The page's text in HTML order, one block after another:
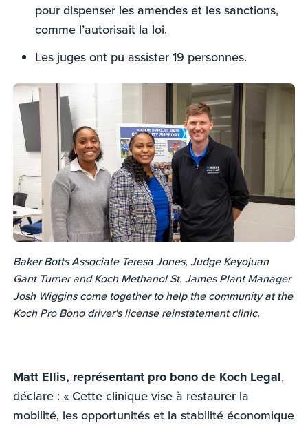
pour dispenser les amendes et les sanctions,
comme l’autorisait la loi.
Les juges ont pu assister 19 personnes.
Baker Botts Associate Teresa Jones, Judge Keyojuan
Gant Turner and Koch Methanol St. James Plant Manager
Josh Wiggins come together to help the community at the
Koch Pro Bono driver's license reinstatement clinic.
Matt Ellis, représentant pro bono de Koch Legal,
déclare : « Cette clinique vise à restaurer la
mobilité, les opportunités et la stabilité économique